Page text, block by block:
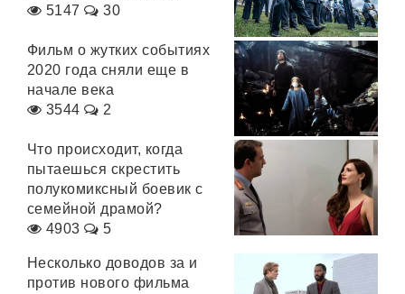
5147
30
Фильм о жутких событиях
2020 года сняли еще в
начале века
3544
2
Что происходит, когда
пытаешься скрестить
полукомиксный боевик с
семейной драмой?
4903
5
Несколько доводов за и
против нового фильма